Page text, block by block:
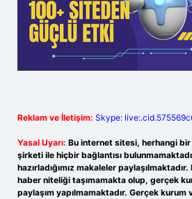
Reklam ve İletişim: Skype:
Yasal Uyarı: Bu internet sitesi, herhangi
şirketi ile hiçbir bağlantısı
hazırladığımız makaleler
haber niteliği taşımamakta olup, gerçek
paylaşım yapılmamaktadır. Gerçek kurum